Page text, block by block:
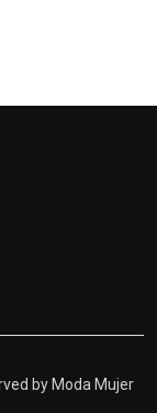
by Moda Mujer